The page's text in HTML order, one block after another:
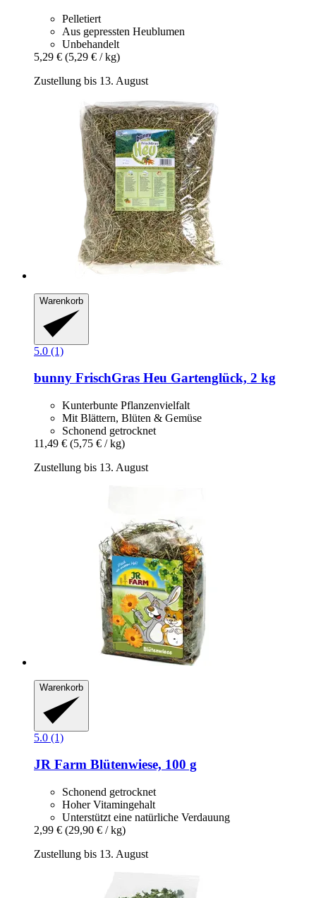
Pelletiert
Aus gepressten Heublumen
Unbehandelt
5,29 € (5,29 € / kg)
Zustellung bis 13. August
Warenkorb
5.0 (1)
bunny FrischGras Heu Gartenglück, 2 kg
Kunterbunte Pflanzenvielfalt
Mit Blättern, Blüten & Gemüse
Schonend getrocknet
11,49 € (5,75 € / kg)
Zustellung bis 13. August
Warenkorb
5.0 (1)
JR Farm Blütenwiese, 100 g
Schonend getrocknet
Hoher Vitamingehalt
Unterstützt eine natürliche Verdauung
2,99 € (29,90 € / kg)
Zustellung bis 13. August